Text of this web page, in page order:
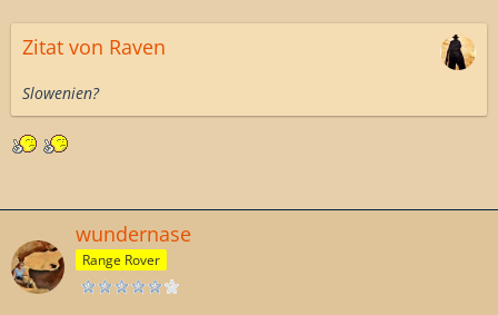
Zitat von Raven
Slowenien?
wundernase
Range Rover